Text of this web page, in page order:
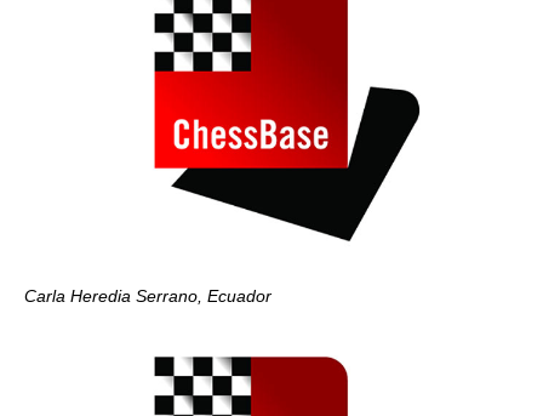
Carla Heredia Serrano, Ecuador